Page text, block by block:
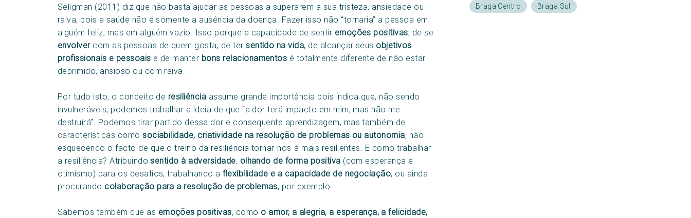
Seligman (2011) diz que não basta ajudar as pessoas a superarem a sua tristeza, ansiedade ou
raiva, pois a saúde não é somente a ausência da doença. Fazer isso não “tornaria” a pessoa em
alguém feliz, mas em alguém vazio. Isso porque a capacidade de sentir emoções positivas, de se
envolvercom as pessoas de quem gosta, de tersentido na vida, de alcançar seus objetivos
profissionais e pessoais e de manter bons relacionamentos é totalmente diferente de não estar
deprimido, ansioso ou com raiva.
Por tudo isto, o conceito de resiliência assume grande importância pois indica que, não sendo
invulneráveis, podemos trabalhar a ideia de que “a dor terá impacto em mim, mas não me
destruirá”. Podemos tirar partido dessa dor e consequente aprendizagem, mas também de
características comosociabilidade, criatividade na resolução de problemas ou autonomia, não
esquecendo o facto de que o treino da resiliência tornar-nos-á mais resilientes. E como trabalhar
a resiliência? Atribuindosentido à adversidade, olhando de forma positiva (com esperança e
otimismo) para os desafios, trabalhando aflexibilidade e a capacidade de negociação, ou ainda
procurando colaboração para a resolução de problemas, por exemplo.
Sabemos também que as emoções positivas, como o amor, a alegria, a esperança, a felicidade,
Braga Centro Braga Sul